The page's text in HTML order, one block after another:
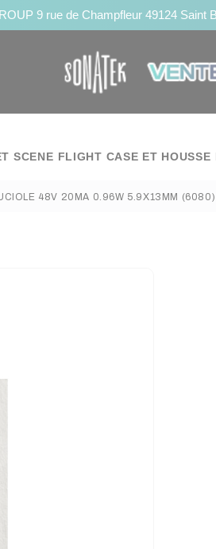
9 rue de Champfleur 49124 Saint
SCENE FLIGHT CASE ET HOUSSE
48V 20MA 0.96W 5.9X13MM (6080)